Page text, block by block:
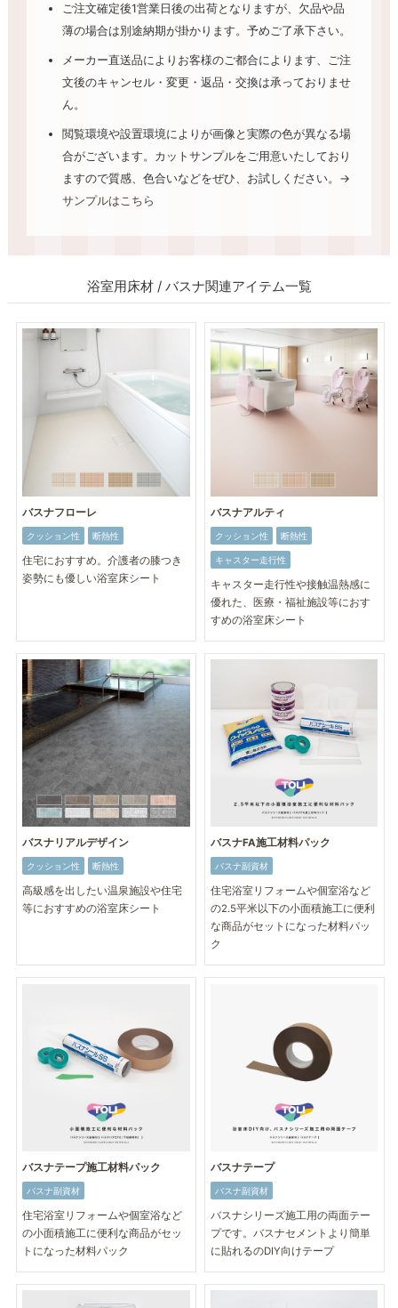
ご注文確定後1営業日後の出荷となりますが、欠品や品
薄の場合は別途納期が掛かります。予めご了承下さい。
メーカー直送品によりお客様のご都合によります、ご注
文後のキャンセル・変更・返品・交換は承っておりませ
ん。
閲覧環境や設置環境によりが画像と実際の色が異なる場
合がございます。カットサンプルをご用意いたしており
ますので質感、色合いなどをぜひ、お試しください。→
サンプルはこちら
浴室用床材 / バスナ関連アイテム一覧
バスナフローレ
クッション性 断熱性
住宅におすすめ。介護者の膝つき
姿勢にも優しい浴室床シート
バスナアルティ
クッション性 断熱性
キャスター走行性
キャスター走行性や接触温熱感に
優れた、医療・福祉施設等におす
すめの浴室床シート
バスナリアルデザイン
クッション性 断熱性
高級感を出したい温泉施設や住宅
等におすすめの浴室床シート
バスナFA施工材料パック
バスナ副資材
住宅浴室リフォームや個室浴など
の2.5平米以下の小面積施工に便利
な商品がセットになった材料パッ
ク
バスナテープ施工材料パック
バスナ副資材
住宅浴室リフォームや個室浴など
の小面積施工に便利な商品がセッ
トになった材料パック
バスナテープ
バスナ副資材
バスナシリーズ施工用の両面テー
プです。バスナセメントより簡単
に貼れるのDIY向けテープ